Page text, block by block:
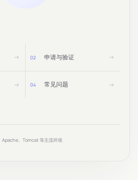
02 申请与验证
04 常见问题
Apache、Tomcat 等主流环境